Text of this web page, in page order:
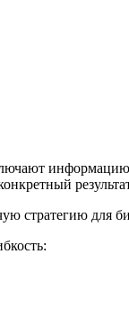
информацию
стратегию для